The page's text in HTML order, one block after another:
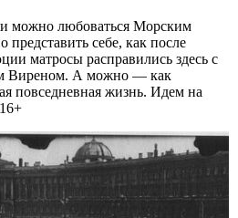
можно любоваться Морским
себе, как после
матросы расправились здесь с
Виреном. А можно — как
повседневная жизнь. Идем на